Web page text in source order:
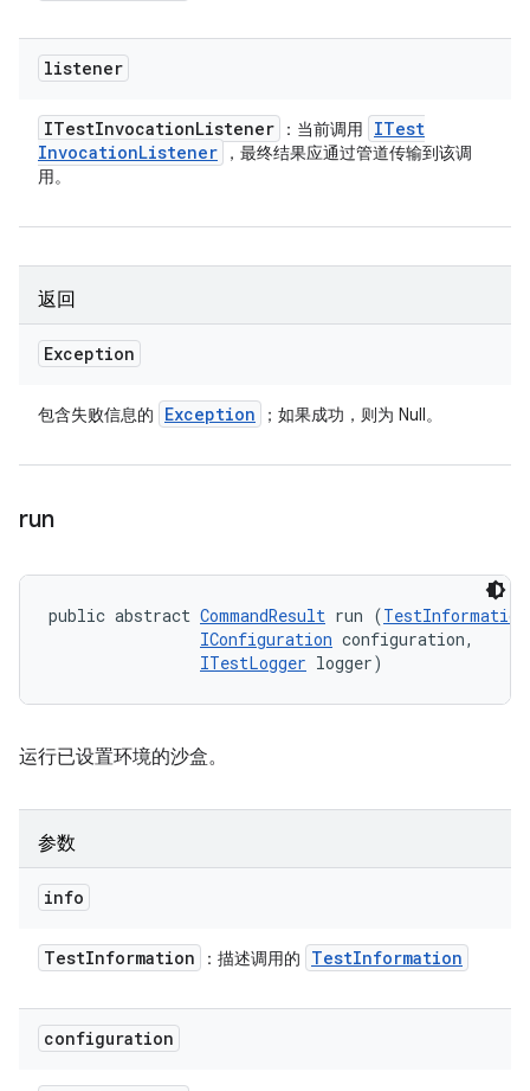
listener
ITestInvocationListener ：当前调用
ITest
InvocationListener
，最终结果应通过管道传输到该调
用。
返回
Exception
包含失败信息的 Exception ；如果成功，则为 Null。
run
public abstract CommandResult run (TestInformation
IConfiguration configuration,
ITestLogger logger)
运行已设置环境的沙盒。
参数
info
TestInformation ：描述调用的 TestInformation
configuration